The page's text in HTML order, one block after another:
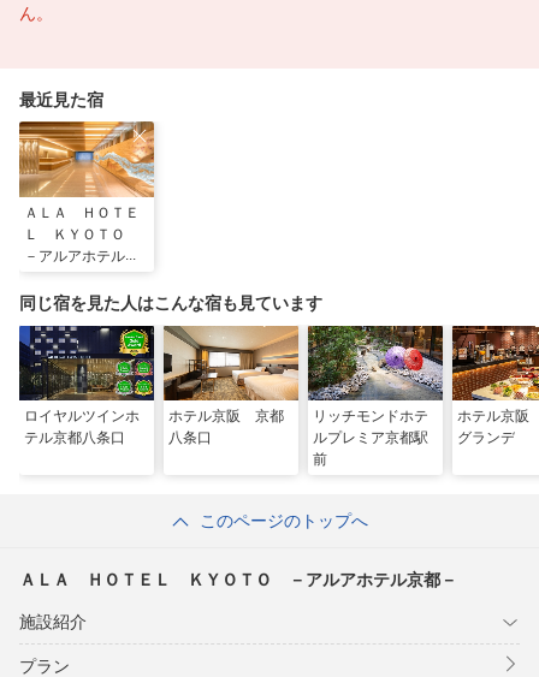
ん。
最近見た宿
ＡＬＡ ＨＯＴＥ
Ｌ ＫＹＯＴＯ
－アルアホテル京
同じ宿を見た人はこんな宿も見ています
ロイヤルツインホ
テル京都八条口
ホテル京阪 京都
八条口
リッチモンドホテ
ルプレミア京都駅
前
ホテル京
グランデ
このページのトップへ
ＡＬＡ ＨＯＴＥＬ ＫＹＯＴＯ －アルアホテル京都－
施設紹介
プラン